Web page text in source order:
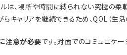
は、場所や時間に縛られない究極の
キャリアを継続できるため、QOL（生
注意が必要です。対面でのコミュニケ